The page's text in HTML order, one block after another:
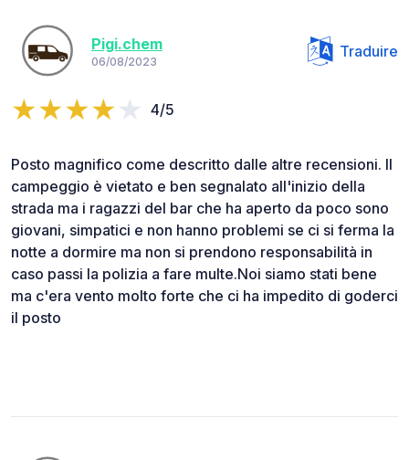
Pigi.chem
06/08/2023
Traduire
4/5
Posto magnifico come descritto dalle altre recensioni. Il
campeggio è vietato e ben segnalato all'inizio della
strada ma i ragazzi del bar che ha aperto da poco sono
giovani, simpatici e non hanno problemi se ci si ferma la
notte a dormire ma non si prendono responsabilità in
caso passi la polizia a fare multe.Noi siamo stati bene
ma c'era vento molto forte che ci ha impedito di goderci
il posto